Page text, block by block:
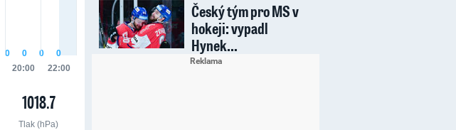
20:00 22:00
0 0 0 0
1018.7
Tlak (hPa)
Český tým pro MS v
hokeji: vypadl
Hynek…